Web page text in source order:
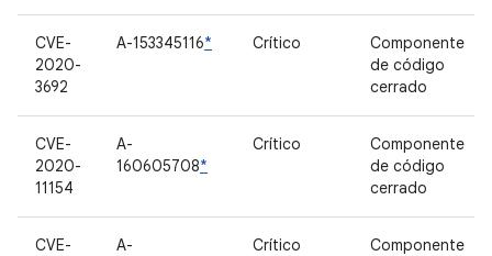
CVE-
2020-
3692
A-153345116* Crítico
Componente
de código
cerrado
CVE-
2020-
11154
A-
160605708*
Crítico
Componente
de código
cerrado
CVE-
A-
Crítico
Componente